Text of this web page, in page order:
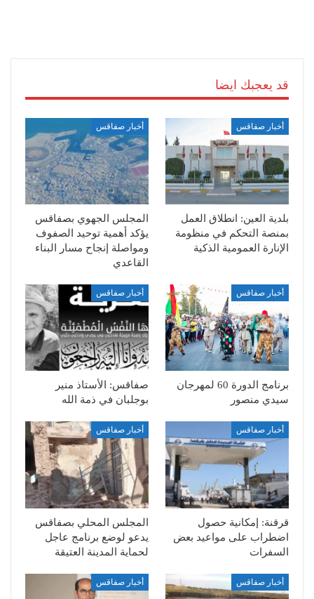
قد يعجبك ايضا
أخبار صفاقس
بلدية العين: انطلاق العمل
بمنصة التحكم في منظومة
الإنارة العمومية الذكية
أخبار صفاقس
المجلس الجهوي بصفاقس
يؤكد أهمية توحيد الصفوف
ومواصلة إنجاح مسار البناء
القاعدي
أخبار صفاقس
برنامج الدورة 60 لمهرجان
سيدي منصور
أخبار صفاقس
صفاقس: الأستاذ منير
بوجلبان في ذمة الله
أخبار صفاقس
قرقنة: إمكانية حصول
اضطراب على مواعيد بعض
السفرات
أخبار صفاقس
المجلس المحلي بصفاقس
يدعو لوضع برنامج عاجل
لحماية المدينة العتيقة
أخبار صفاقس أخبار صفاقس